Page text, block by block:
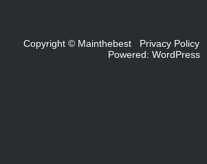
Copyright © Mainthebest Privacy Policy
Powered: WordPress